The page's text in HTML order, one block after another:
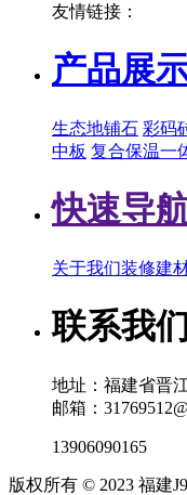
友情链接：
产品展
生态地铺石 彩码
中板 复合保温一
快速导
关于我们装修建
联系我们
地址：福建省晋
邮箱：
13906090165
版权所有 © 2023 福建